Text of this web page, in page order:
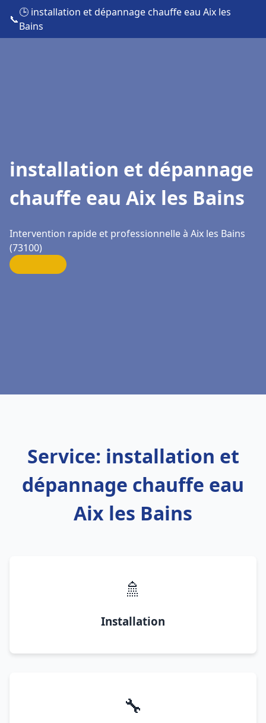
📞
🕒 installation et dépannage chauffe eau Aix les
Bains
installation et dépannage
chauffe eau Aix les Bains
Intervention rapide et professionnelle à Aix les Bains
(73100)
Service: installation et
dépannage chauffe eau
Aix les Bains
🚿
Installation
🔧